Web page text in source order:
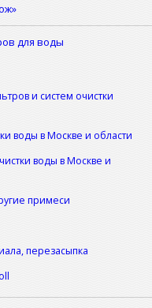
для воды
и систем очистки
воды в Москве и области
воды в Москве и
примеси
перезасыпка